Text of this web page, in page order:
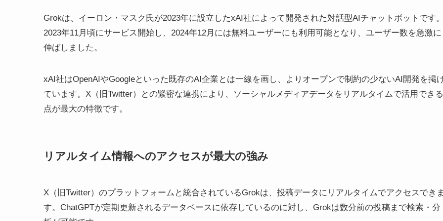
Grokは、イーロン・マスク氏が2023年に設立したxAI社によって開発された対話型AIチャットボットです。
2023年11月頃にサービス開始し、2024年12月には無料ユーザーにも利用可能となり、ユーザー数を急激に
伸ばしました。
xAI社はOpenAIやGoogleといった既存のAI企業とは一線を画し、よりオープンで制約の少ないAI開発を掲
ています。X（旧Twitter）との緊密な連携により、ソーシャルメディアデータをリアルタイムで活用できる
点が最大の特徴です。
リアルタイム情報へのアクセスが最大の強み
X（旧Twitter）のプラットフォームと統合されているGrokは、投稿データにリアルタイムでアクセスできま
す。ChatGPTが定期更新されるデータベースに依存しているのに対し、Grokは数分前の投稿まで検索・分